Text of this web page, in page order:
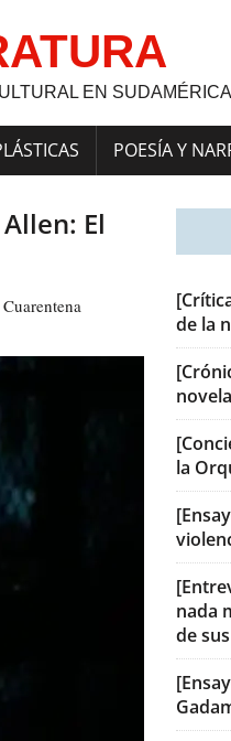
EN SUDAMÉRICA
POESÍA Y
El
Cuarentena
de la
la
nada
de